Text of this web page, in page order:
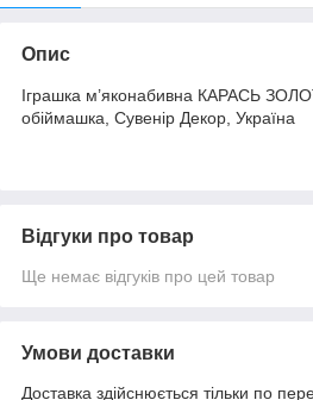
Опис
Іграшка м’яконабивна КАРАСЬ
обіймашка, Сувенір Декор, Україна
Відгуки про товар
Ще немає відгуків про цей товар
Умови доставки
Доставка здійснюється тільки по